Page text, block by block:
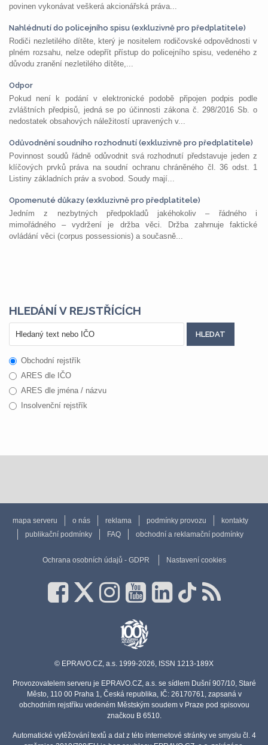
povinen vykonávat veškerá akcionářská práva...
Nahlédnutí do policejního spisu (exkluzivně pro předplatitele)
Rodiči nezletilého dítěte, který je nositelem rodičovské odpovědnosti v
plném rozsahu, nelze odepřít přístup do policejního spisu, vedeného z
důvodu zranění nezletilého dítěte,...
Odpor
Pokud není k podání v elektronické podobě připojen podpis podle
zvláštních předpisů, jedná se po účinnosti zákona č. 298/2016 Sb. o
nedostatek obsahových náležitostí upravených v...
Odůvodnění soudního rozhodnutí (exkluzivně pro předplatitele)
Povinnost soudů řádně odůvodnit svá rozhodnutí představuje jeden z
klíčových prvků práva na soudní ochranu chráněného čl. 36 odst. 1
Listiny základních práv a svobod. Soudy mají...
Opomenuté důkazy (exkluzivně pro předplatitele)
Jedním z nezbytných předpokladů jakéhokoliv – řádného i
mimořádného – vydržení je držba věci. Držba zahrnuje faktické
ovládání věci (corpus possessionis) a současně...
HLEDÁNÍ V REJSTŘÍCÍCH
Obchodní rejstřík
ARES dle IČO
ARES dle jména / názvu
Insolvenční rejstřík
mapa serveru o nás reklama podmínky provozu
kontakty
publikační podmínky
FAQ obchodní a reklamační podmínky
Ochrana osobních údajů - GDPR Nastavení cookies
© EPRAVO.CZ, a.s. 1999-2026, ISSN 1213-189X
Provozovatelem serveru je EPRAVO.CZ, a.s. se sídlem Dušní 907/10, Staré
Město, 110 00 Praha 1, Česká republika, IČ: 26170761, zapsaná v
obchodním rejstříku vedeném Městským soudem v Praze pod spisovou
značkou B 6510.
Automatické vytěžování textů a dat z této internetové stránky ve smyslu čl. 4